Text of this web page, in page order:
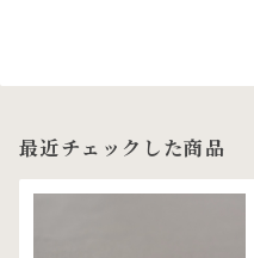
最近チェックした商品